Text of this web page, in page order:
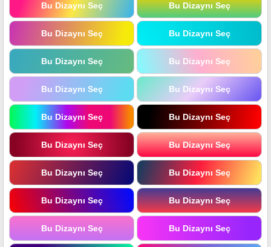
Bu Dizaynı Seç Bu Dizaynı Seç
Bu Dizaynı Seç Bu Dizaynı Seç
Bu Dizaynı Seç Bu Dizaynı Seç
Bu Dizaynı Seç Bu Dizaynı Seç
Bu Dizaynı Seç Bu Dizaynı Seç
Bu Dizaynı Seç Bu Dizaynı Seç
Bu Dizaynı Seç Bu Dizaynı Seç
Bu Dizaynı Seç Bu Dizaynı Seç
Bu Dizaynı Seç Bu Dizaynı Seç